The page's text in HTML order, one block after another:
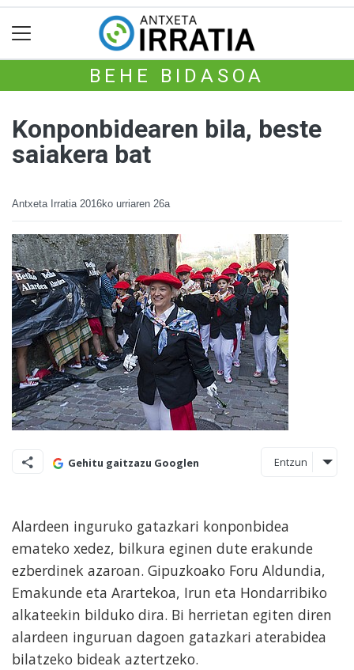
BEHE BIDASOA
Konponbidearen bila, beste
saiakera bat
Antxeta Irratia 2016ko urriaren 26a
Gehitu gaitzazu Googlen Entzun
Alardeen inguruko gatazkari konponbidea
emateko xedez, bilkura eginen dute erakunde
ezberdinek azaroan. Gipuzkoako Foru Aldundia,
Emakunde eta Arartekoa, Irun eta Hondarribiko
alkateekin bilduko dira. Bi herrietan egiten diren
alardeen inguruan dagoen gatazkari aterabidea
bilatzeko bideak aztertzeko.